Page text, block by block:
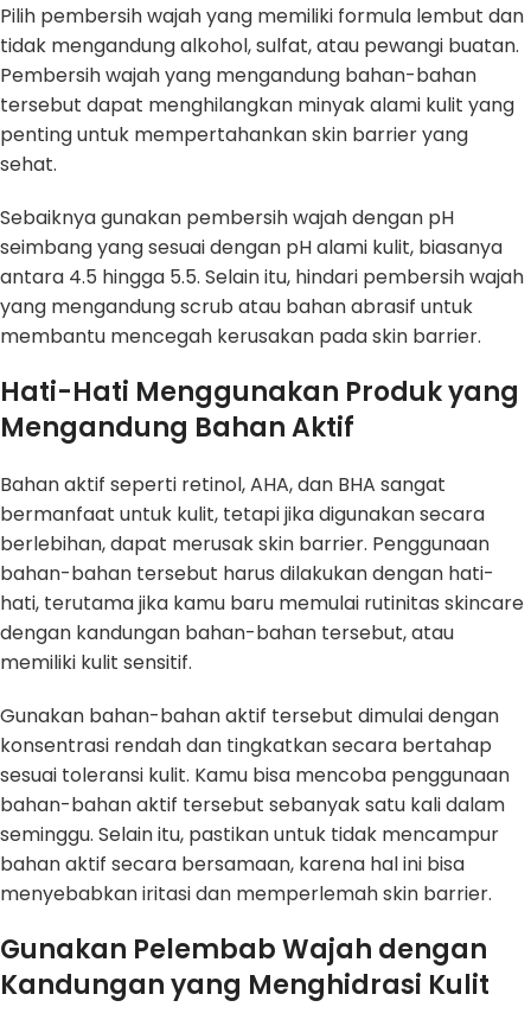
Pilih pembersih wajah yang memiliki formula lembut dan
tidak mengandung alkohol, sulfat, atau pewangi buatan.
Pembersih wajah yang mengandung bahan-bahan
tersebut dapat menghilangkan minyak alami kulit yang
penting untuk mempertahankan skin barrier yang
sehat.
Sebaiknya gunakan pembersih wajah dengan pH
seimbang yang sesuai dengan pH alami kulit, biasanya
antara 4.5 hingga 5.5. Selain itu, hindari pembersih wajah
yang mengandung scrub atau bahan abrasif untuk
membantu mencegah kerusakan pada skin barrier.
Hati-Hati Menggunakan Produk yang
Mengandung Bahan Aktif
Bahan aktif seperti retinol, AHA, dan BHA sangat
bermanfaat untuk kulit, tetapi jika digunakan secara
berlebihan, dapat merusak skin barrier. Penggunaan
bahan-bahan tersebut harus dilakukan dengan hati-
hati, terutama jika kamu baru memulai rutinitas skincare
dengan kandungan bahan-bahan tersebut, atau
memiliki kulit sensitif.
Gunakan bahan-bahan aktif tersebut dimulai dengan
konsentrasi rendah dan tingkatkan secara bertahap
sesuai toleransi kulit. Kamu bisa mencoba penggunaan
bahan-bahan aktif tersebut sebanyak satu kali dalam
seminggu. Selain itu, pastikan untuk tidak mencampur
bahan aktif secara bersamaan, karena hal ini bisa
menyebabkan iritasi dan memperlemah skin barrier.
Gunakan Pelembab Wajah dengan
Kandungan yang Menghidrasi Kulit